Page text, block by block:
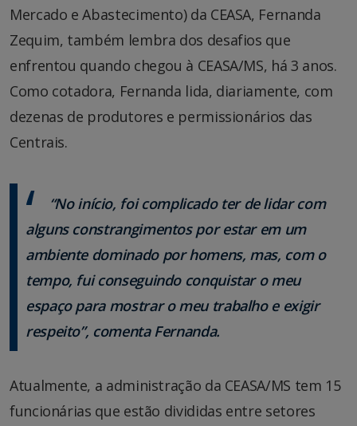
Mercado e Abastecimento) da CEASA, Fernanda
Zequim, também lembra dos desafios que
enfrentou quando chegou à CEASA/MS, há 3 anos.
Como cotadora, Fernanda lida, diariamente, com
dezenas de produtores e permissionários das
Centrais.
“No início, foi complicado ter de lidar com
alguns constrangimentos por estar em um
ambiente dominado por homens, mas, com o
tempo, fui conseguindo conquistar o meu
espaço para mostrar o meu trabalho e exigir
respeito”, comenta Fernanda.
Atualmente, a administração da CEASA/MS tem 15
funcionárias que estão divididas entre setores